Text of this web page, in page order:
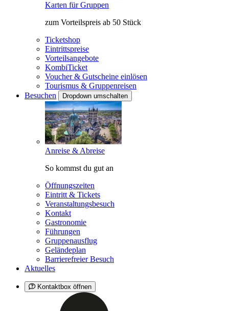
Karten für Gruppen
zum Vorteilspreis ab 50 Stück
Ticketshop
Eintrittspreise
Vorteilsangebote
KombiTicket
Voucher & Gutscheine einlösen
Tourismus & Gruppenreisen
Besuchen
Dropdown umschalten
Anreise & Abreise
So kommst du gut an
Öffnungszeiten
Eintritt & Tickets
Veranstaltungsbesuch
Kontakt
Gastronomie
Führungen
Gruppenausflug
Geländeplan
Barrierefreier Besuch
Aktuelles
Kontaktbox öffnen